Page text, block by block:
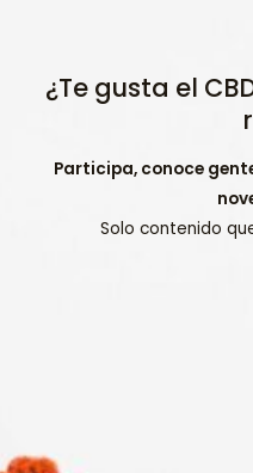
¿Te gusta el
Participa, conoce
Solo contenido